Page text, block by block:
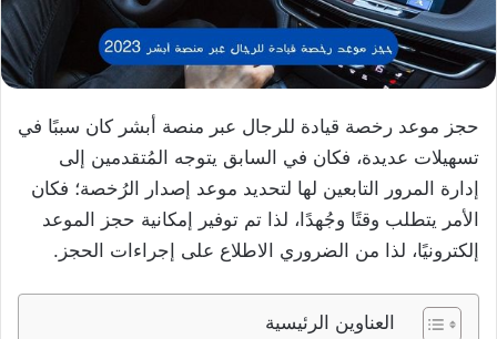
حجز موعد رخصة قيادة للرجال عبر منصة أبشر كان سببًا في
تسهيلات عديدة، فكان في السابق يتوجه المُتقدمين إلى
إدارة المرور التابعين لها لتحديد موعد إصدار الرُخصة؛ فكان
الأمر يتطلب وقتًا وجُهدًا، لذا تم توفير إمكانية حجز الموعد
إلكترونيًا، لذا من الضروري الاطلاع على إجراءات الحجز.
العناوين الرئيسية